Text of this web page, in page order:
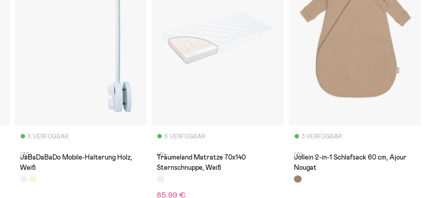
5 VERFÜGBAR
(30)
JaBaDaBaDo Mobile-Halterung Holz,
Weiß
6 VERFÜGBAR
(0)
Träumeland Matratze 70x140
Sternschnuppe, Weiß
85,99 €
3 VERFÜGBAR
(0)
Jollein 2-in-1 Schlafsack 60 cm, Ajour
Nougat